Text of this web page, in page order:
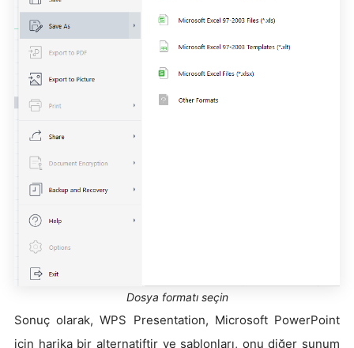
Dosya formatı seçin
Sonuç olarak, WPS Presentation, Microsoft PowerPoint
için harika bir alternatiftir ve şablonları, onu diğer sunum